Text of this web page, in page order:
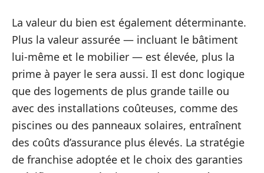
La valeur du bien est également déterminante.
Plus la valeur assurée — incluant le bâtiment
lui-même et le mobilier — est élevée, plus la
prime à payer le sera aussi. Il est donc logique
que des logements de plus grande taille ou
avec des installations coûteuses, comme des
piscines ou des panneaux solaires, entraînent
des coûts d’assurance plus élevés. La stratégie
de franchise adoptée et le choix des garanties